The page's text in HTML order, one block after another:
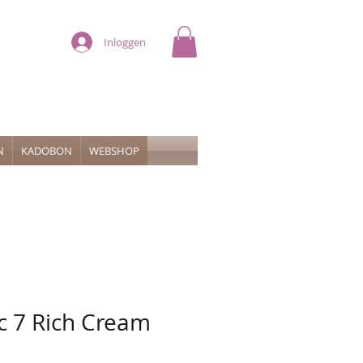
Inloggen
KADOBON WEBSHOP
7 Rich Cream